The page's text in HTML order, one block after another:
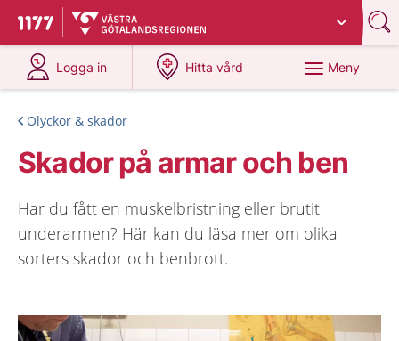
Till startsidan för 1177
Du har valt region
Logga in
på 1177.se
Hitta vård
på 1177.se
Meny
Olyckor & skador
Skador på armar och ben
Har du fått en muskelbristning eller brutit
underarmen? Här kan du läsa mer om olika
sorters skador och benbrott.